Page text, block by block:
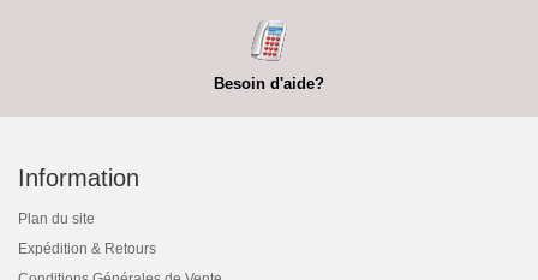
Besoin d'aide?
Information
Plan du site
Expédition & Retours